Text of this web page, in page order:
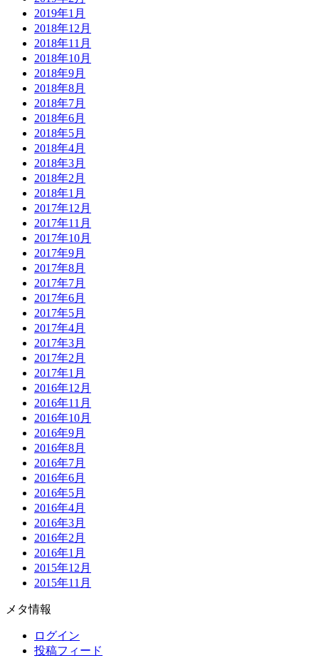
2019年1月
2018年12月
2018年11月
2018年10月
2018年9月
2018年8月
2018年7月
2018年6月
2018年5月
2018年4月
2018年3月
2018年2月
2018年1月
2017年12月
2017年11月
2017年10月
2017年9月
2017年8月
2017年7月
2017年6月
2017年5月
2017年4月
2017年3月
2017年2月
2017年1月
2016年12月
2016年11月
2016年10月
2016年9月
2016年8月
2016年7月
2016年6月
2016年5月
2016年4月
2016年3月
2016年2月
2016年1月
2015年12月
2015年11月
メタ情報
ログイン
投稿フィード